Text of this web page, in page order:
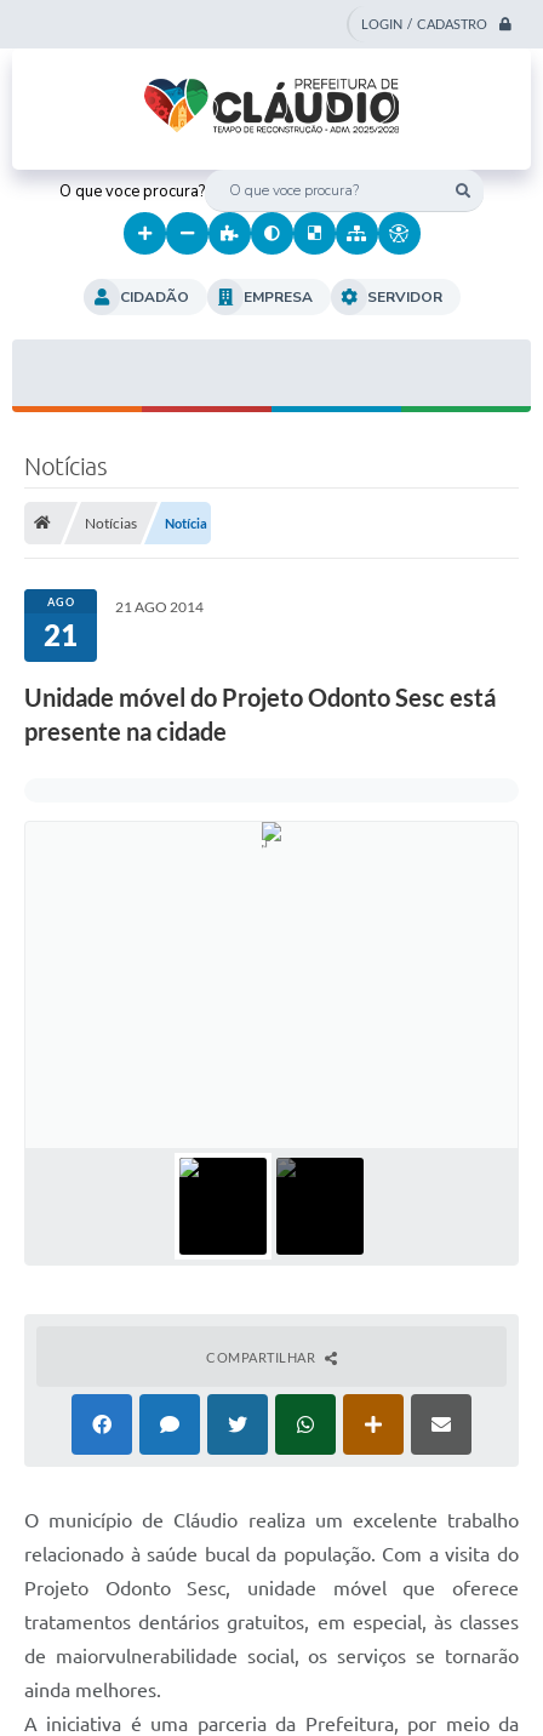
LOGIN / CADASTRO
O que voce procura?
CIDADÃO EMPRESA SERVIDOR
Notícias
Notícias Notícia
AGO
21
21 AGO 2014
Unidade móvel do Projeto Odonto Sesc está
presente na cidade
COMPARTILHAR
O município de Cláudio realiza um excelente trabalho
relacionado à saúde bucal da população. Com a visita do
Projeto Odonto Sesc, unidade móvel que oferece
tratamentos dentários gratuitos, em especial, às classes
de maiorvulnerabilidade social, os serviços se tornarão
ainda melhores.
A iniciativa é uma parceria da Prefeitura, por meio da